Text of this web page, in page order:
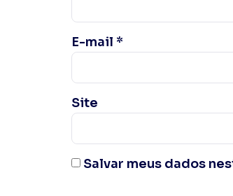
E-mail *
Site
Salvar meus dados